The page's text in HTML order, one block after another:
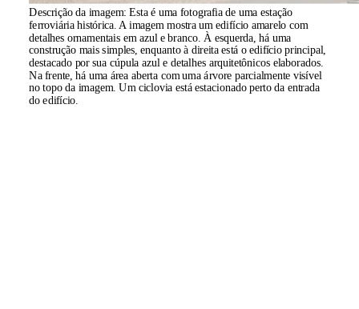
Descrição da imagem:Esta é uma fotografia de uma estação
ferroviária histórica. A imagem mostra um edifício amarelo com
detalhes ornamentais em azul e branco. À esquerda, há uma
construção mais simples, enquanto à direita está o edifício principal,
destacado por sua cúpula azul e detalhes arquitetônicos elaborados.
Na frente, há uma área aberta com uma árvore parcialmente visível
no topo da imagem. Um ciclovia está estacionado perto da entrada
do edifício.